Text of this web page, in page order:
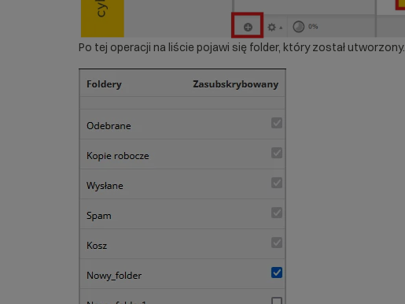
Po tej operacji na liście pojawi się folder, który został utworzony.